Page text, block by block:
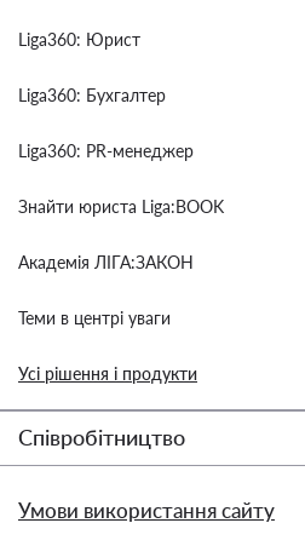
Liga360: Юрист
Liga360: Бухгалтер
Liga360: PR-менеджер
Знайти юриста Liga:BOOK
Академія ЛІГА:ЗАКОН
Теми в центрі уваги
Усі рішення і продукти
Співробітництво
Умови використання сайту